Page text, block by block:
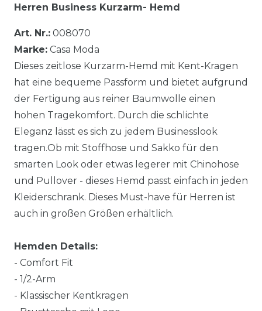
Herren Business Kurzarm- Hemd
Art. Nr.: 008070
Marke: Casa Moda
Dieses zeitlose Kurzarm-Hemd mit Kent-Kragen
hat eine bequeme Passform und bietet aufgrund
der Fertigung aus reiner Baumwolle einen
hohen Tragekomfort. Durch die schlichte
Eleganz lässt es sich zu jedem Businesslook
tragen.Ob mit Stoffhose und Sakko für den
smarten Look oder etwas legerer mit Chinohose
und Pullover - dieses Hemd passt einfach in jeden
Kleiderschrank. Dieses Must-have für Herren ist
auch in großen Größen erhältlich.
Hemden Details:
- Comfort Fit
- 1/2-Arm
- Klassischer Kentkragen